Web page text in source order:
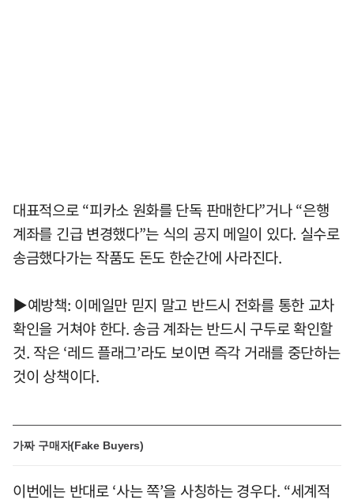
대표적으로 “피카소 원화를 단독 판매한다”거나 “은행
계좌를 긴급 변경했다”는 식의 공지 메일이 있다. 실수로
송금했다가는 작품도 돈도 한순간에 사라진다.
▶예방책: 이메일만 믿지 말고 반드시 전화를 통한 교차
확인을 거쳐야 한다. 송금 계좌는 반드시 구두로 확인할
것. 작은 ‘레드 플래그’라도 보이면 즉각 거래를 중단하는
것이 상책이다.
가짜 구매자(Fake Buyers)
이번에는 반대로 ‘사는 쪽’을 사칭하는 경우다. “세계적